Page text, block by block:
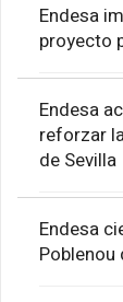
Endesa
proyecto
Endesa
reforzar
de Sevilla
Endesa
Poblenou